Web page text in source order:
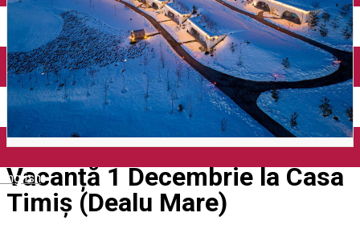
English
Vacanță 1 Decembrie la Casa
Timiș (Dealu Mare)